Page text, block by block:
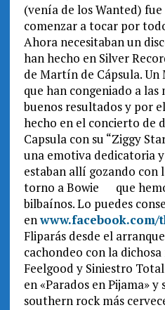
(venía de los Wanted)
comenzar a tocar por
Ahora necesitaban un
han hecho en Silver
de Martín de Cápsula.
que han congeniado a
buenos resultados y por
hecho en el concierto de
Capsula con su “Ziggy
una emotiva dedicatoria
estaban allí gozando con
torno a Bowie que
bilbaínos. Lo puedes
enwww.facebook.com/
Fliparás desde el
cachondeo con la
Feelgood y Siniestro
en «Parados en Pijama»
southern rock más